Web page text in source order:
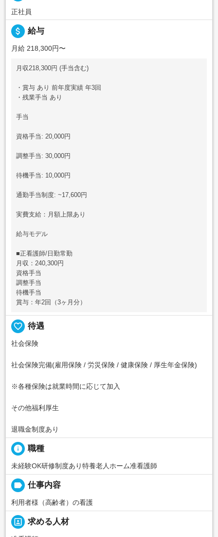
正社員
attach_money 給与
月給 218,300円〜
月収218,300円 (手当含む)
・賞与 あり 前年度実績 年3回
・残業手当 あり
手当
資格手当: 20,000円
調整手当: 30,000円
待機手当: 10,000円
通勤手当制度: ~17,600円
実費支給：月額上限あり
給与モデル
■正看護師/日勤常勤
月収：240,300円
資格手当
調整手当
待機手当
賞与：年2回（3ヶ月分）
favorite_border 待遇
社会保険
社会保険完備(雇用保険 / 労災保険 / 健康保険 / 厚生年金保険)
※各種保険は就業時間に応じて加入
その他福利厚生
退職金制度あり
info 職種
未経験OK研修制度あり特養老人ホーム准看護師
label 仕事内容
利用者様（高齢者）の看護
portrait 求める人材